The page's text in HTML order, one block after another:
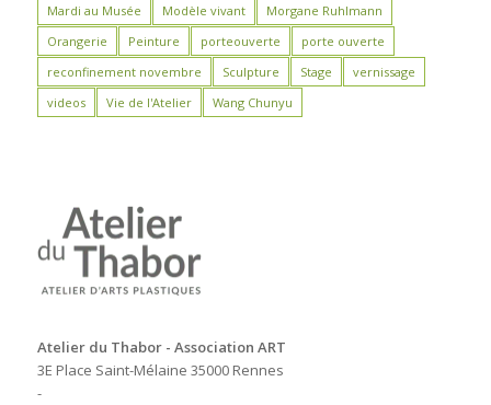
Mardi au Musée
Modèle vivant
Morgane Ruhlmann
Orangerie
Peinture porteouverte
porte ouverte
reconfinement novembre
Sculpture Stage
vernissage
videos
Vie de l'Atelier Wang Chunyu
Atelier du Thabor - Association ART
3E Place Saint-Mélaine 35000 Rennes
-